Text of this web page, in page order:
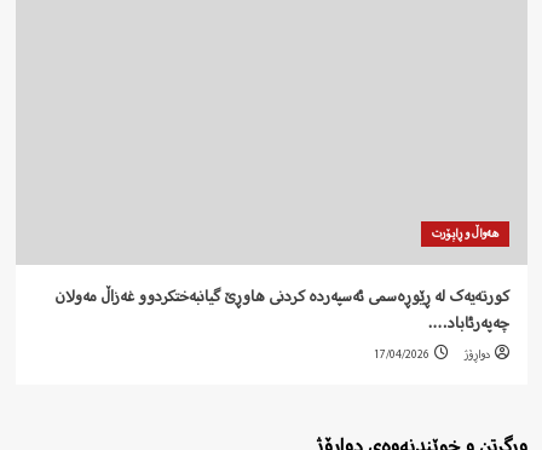
هەواڵ و ڕاپۆرت
کورتەیەک لە ڕێوڕەسمی ئەسپەردە کردنی هاوڕێ گیانبەختکردوو غەزاڵ مەولان
چەپەرئاباد….
دواڕۆژ 17/04/2026